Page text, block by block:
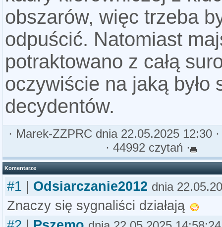
obszarów, więc trzeba
odpuścić. Natomiast
potraktowano z całą
oczywiście na jaką było
decydentów.
· Marek-ZZPRC dnia 22.05.2025 12:30
· 44992 czytań ·
Komentarze
#1 Odsiarczanie2012 dnia
Znaczy się sygnaliści działają